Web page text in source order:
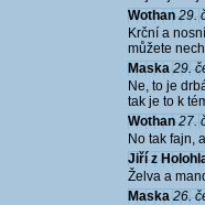
Wothan 29.
Krční a
můžete
Maska 29.
Ne, to je
tak je to k
Wothan 27.
No tak fajn,
Jiří z
Želva a
Maska 26.